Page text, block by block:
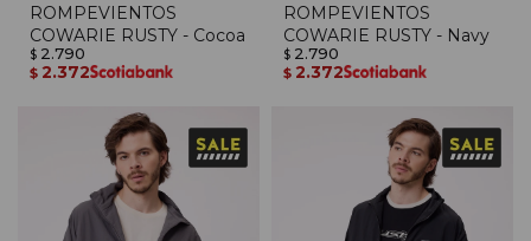
ROMPEVIENTOS
COWARIE RUSTY - Cocoa
$ 2.790
$ 2.372
ROMPEVIENTOS
COWARIE RUSTY - Navy
$ 2.790
$ 2.372